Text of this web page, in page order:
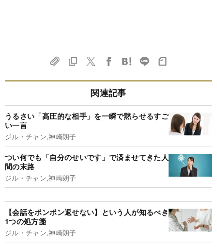
関連記事
うるさい「高圧的な相手」を一瞬で黙らせるすご
い一言
ジル・チャン,神崎朗子
つい何でも「自分のせいです」で済ませてきた人
間の末路
ジル・チャン,神崎朗子
【会話をポンポン返せない】という人が知るべき
1つの処方箋
ジル・チャン,神崎朗子